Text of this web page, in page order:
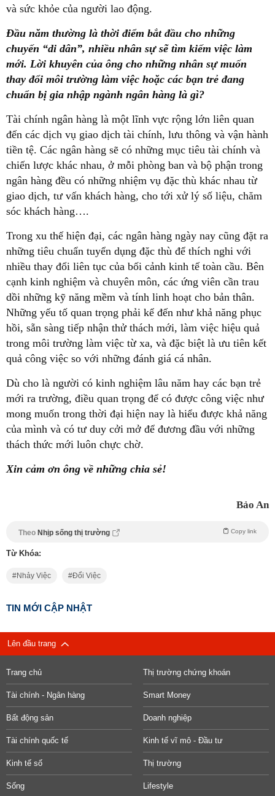
và sức khỏe của người lao động.
Đầu năm thường là thời điểm bắt đầu cho những
chuyến “di dân”, nhiều nhân sự sẽ tìm kiếm việc làm
mới. Lời khuyên của ông cho những nhân sự muốn
thay đổi môi trường làm việc hoặc các bạn trẻ đang
chuẩn bị gia nhập ngành ngân hàng là gì?
Tài chính ngân hàng là một lĩnh vực rộng lớn liên quan
đến các dịch vụ giao dịch tài chính, lưu thông và vận hành
tiền tệ. Các ngân hàng sẽ có những mục tiêu tài chính và
chiến lược khác nhau, ở mỗi phòng ban và bộ phận trong
ngân hàng đều có những nhiệm vụ đặc thù khác nhau từ
giao dịch, tư vấn khách hàng, cho tới xử lý số liệu, chăm
sóc khách hàng….
Trong xu thế hiện đại, các ngân hàng ngày nay cũng đặt ra
những tiêu chuẩn tuyển dụng đặc thù để thích nghi với
nhiều thay đổi liên tục của bối cảnh kinh tế toàn cầu. Bên
cạnh kinh nghiệm và chuyên môn, các ứng viên cần trau
dồi những kỹ năng mềm và tính linh hoạt cho bản thân.
Những yếu tố quan trọng phải kể đến như khả năng phục
hồi, sẵn sàng tiếp nhận thử thách mới, làm việc hiệu quả
trong môi trường làm việc từ xa, và đặc biệt là ưu tiên kết
quả công việc so với những đánh giá cá nhân.
Dù cho là người có kinh nghiệm lâu năm hay các bạn trẻ
mới ra trường, điều quan trọng để có được công việc như
mong muốn trong thời đại hiện nay là hiểu được khả năng
của mình và có tư duy cởi mở để đương đầu với những
thách thức mới luôn chực chờ.
Xin cảm ơn ông về những chia sẻ!
Bảo An
Theo Nhịp sống thị trường Copy link
Từ Khóa:
Nhảy Việc Đổi Việc
TIN MỚI CẬP NHẬT
Lên đầu trang
Trang chủ Thị trường chứng khoán
Tài chính - Ngân hàng Smart Money
Bất động sản Doanh nghiệp
Tài chính quốc tế Kinh tế vĩ mô - Đầu tư
Kinh tế số Thị trường
Sống Lifestyle